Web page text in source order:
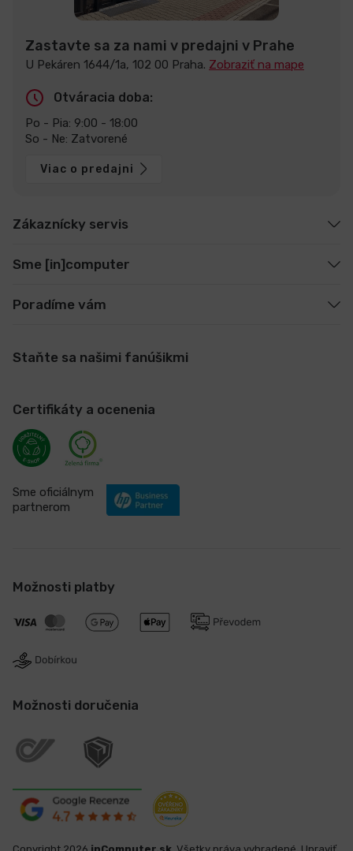
Zastavte sa za nami v predajni v Prahe
U Pekáren 1644/1a, 102 00 Praha. Zobraziť na mape
Otváracia doba:
Po - Pia: 9:00 - 18:00
So - Ne: Zatvorené
Viac o predajni
Zákaznícky servis
Sme [in]computer
Poradíme vám
Staňte sa našimi fanúšikmi
Certifikáty a ocenenia
Sme oficiálnym
partnerom
Možnosti platby
Možnosti doručenia